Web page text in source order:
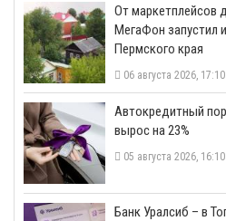
От маркетплейсов
МегаФон запустил
Пермского края
06 августа 2026, 17:10
​Автокредитный
вырос на 23%
05 августа 2026, 16:10
​Банк Уралсиб – в